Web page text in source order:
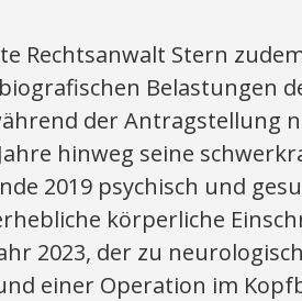
Rechtsanwalt Stern
Belastungen
der Antragstellung
hinweg seine
2019 psychisch und
körperliche
2023, der zu
einer Operation im